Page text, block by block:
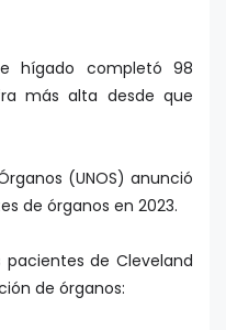
hígado completó 98
más alta desde que
(UNOS) anunció
de órganos en 2023.
pacientes de Cleveland
de órganos: